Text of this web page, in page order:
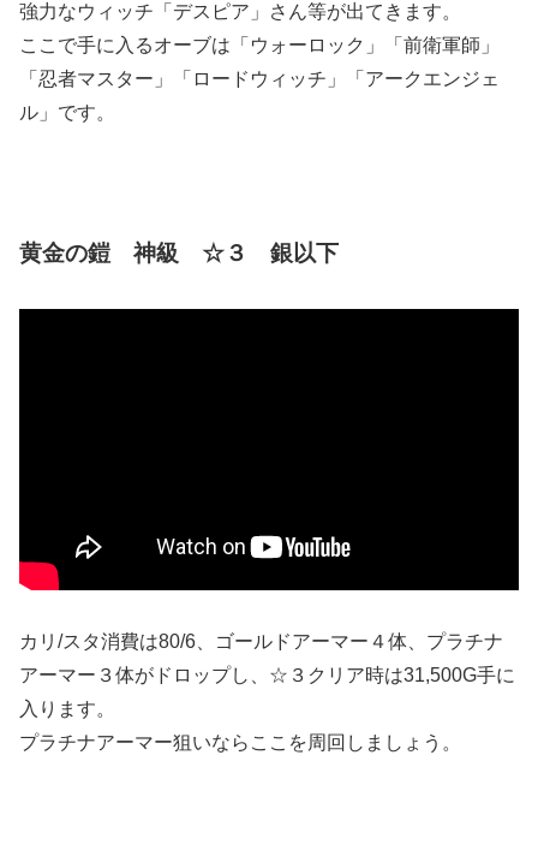
強力なウィッチ「デスピア」さん等が出てきます。
ここで手に入るオーブは「ウォーロック」「前衛軍師」
「忍者マスター」「ロードウィッチ」「アークエンジェ
ル」です。
黄金の鎧 神級 ☆３ 銀以下
カリ/スタ消費は80/6、ゴールドアーマー４体、プラチナ
アーマー３体がドロップし、☆３クリア時は31,500G手に
入ります。
プラチナアーマー狙いならここを周回しましょう。